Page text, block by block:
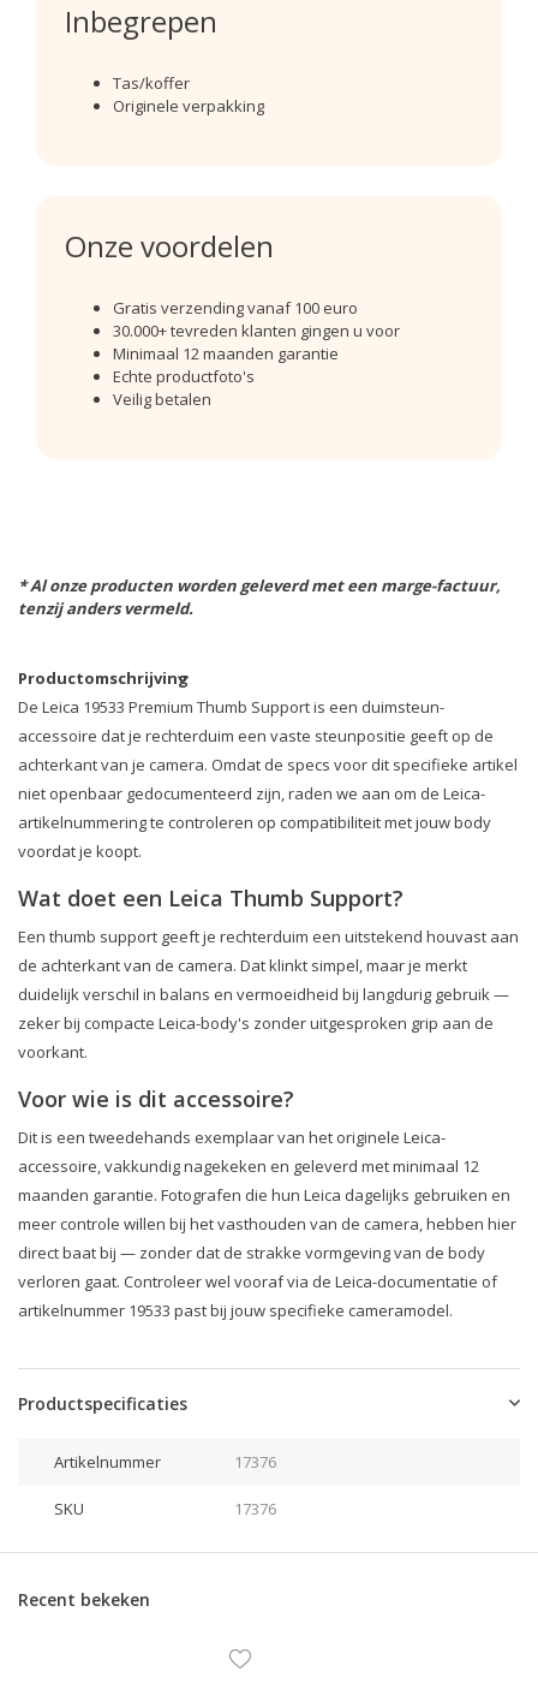
Inbegrepen
Tas/koffer
Originele verpakking
Onze voordelen
Gratis verzending vanaf 100 euro
30.000+ tevreden klanten gingen u voor
Minimaal 12 maanden garantie
Echte productfoto's
Veilig betalen
* Al onze producten worden geleverd met een marge-factuur,
tenzij anders vermeld.
Productomschrijving
De Leica 19533 Premium Thumb Support is een duimsteun-
accessoire dat je rechterduim een vaste steunpositie geeft op de
achterkant van je camera. Omdat de specs voor dit specifieke artikel
niet openbaar gedocumenteerd zijn, raden we aan om de Leica-
artikelnummering te controleren op compatibiliteit met jouw body
voordat je koopt.
Wat doet een Leica Thumb Support?
Een thumb support geeft je rechterduim een uitstekend houvast aan
de achterkant van de camera. Dat klinkt simpel, maar je merkt
duidelijk verschil in balans en vermoeidheid bij langdurig gebruik —
zeker bij compacte Leica-body's zonder uitgesproken grip aan de
voorkant.
Voor wie is dit accessoire?
Dit is een tweedehands exemplaar van het originele Leica-
accessoire, vakkundig nagekeken en geleverd met minimaal 12
maanden garantie. Fotografen die hun Leica dagelijks gebruiken en
meer controle willen bij het vasthouden van de camera, hebben hier
direct baat bij — zonder dat de strakke vormgeving van de body
verloren gaat. Controleer wel vooraf via de Leica-documentatie of
artikelnummer 19533 past bij jouw specifieke cameramodel.
Productspecificaties
Artikelnummer 17376
SKU 17376
Recent bekeken